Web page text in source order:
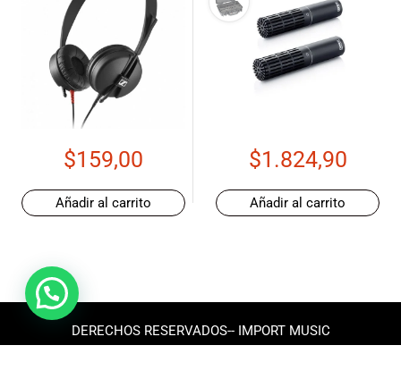
$159,00
Añadir al carrito
$1.824,90
Añadir al carrito
DERECHOS RESERVADOS-- IMPORT MUSIC